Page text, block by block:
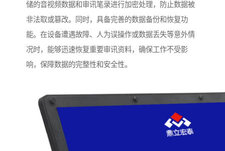
储的音视频数据和审讯笔录进行加密处理，防止数据被
非法取或篡改。同时，具备完善的数据备份和恢复功
能。在设备遭遇故障、人为误操作或数据丢失等意外情
况时，能够迅速恢复重要审讯资料，确保工作不受影
响，保障数据的完整性和安全性。